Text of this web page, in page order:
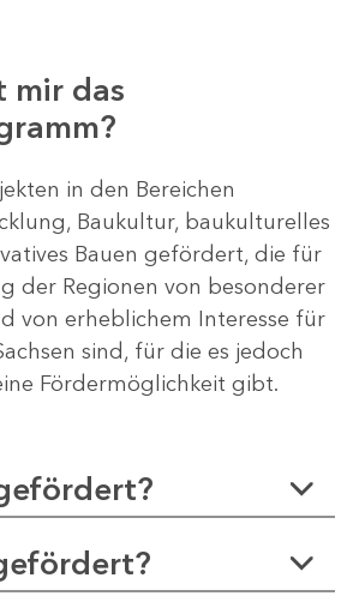
mir das
in den Bereichen
Baukultur, baukulturelles
Bauen gefördert, die für
der Regionen von besonderer
von erheblichem Interesse für
sind, für die es jedoch
Fördermöglichkeit gibt.